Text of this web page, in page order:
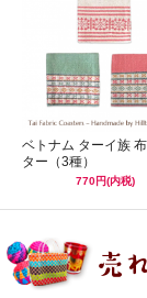
ベトナム ターイ族
ター（3種）
770円(内税)